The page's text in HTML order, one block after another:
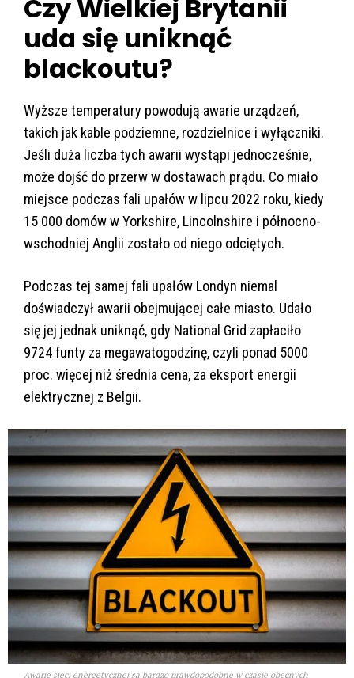
Czy Wielkiej Brytanii
uda się uniknąć
blackoutu?
Wyższe temperatury powodują awarie urządzeń,
takich jak kable podziemne, rozdzielnice i wyłączniki.
Jeśli duża liczba tych awarii wystąpi jednocześnie,
może dojść do przerw w dostawach prądu. Co miało
miejsce podczas fali upałów w lipcu 2022 roku, kiedy
15 000 domów w Yorkshire, Lincolnshire i północno-
wschodniej Anglii zostało od niego odciętych.
Podczas tej samej fali upałów Londyn niemal
doświadczył awarii obejmującej całe miasto. Udało
się jej jednak uniknąć, gdy National Grid zapłaciło
9724 funty za megawatogodzinę, czyli ponad 5000
proc. więcej niż średnia cena, za eksport energii
elektrycznej z Belgii.
Awarie sieci energetycznej są bardzo prawdopodobne w czasie obecnych